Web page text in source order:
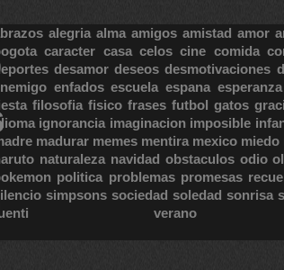
alegria alma amigos amistad amor
caracter casa celos cine comida
deportes desamor deseos desmotivaciones
enfados escuela espana esperanza
filosofia fisico frases futbol gatos
ignorancia imaginacion imposible
madurar memes mentira mexico miedo
naturaleza navidad obstaculos odio
politica problemas promesas
simpsons sociedad soledad sonrisa
verano